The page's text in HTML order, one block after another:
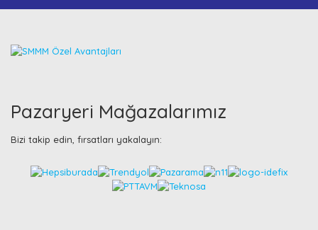
Pazaryeri Mağazalarımız
Bizi takip edin, fırsatları yakalayın: